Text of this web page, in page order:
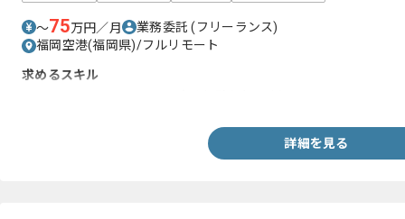
〜75万円／月 業務委託(フリーランス)
福岡空港(福岡県)/フルリモート
求めるスキル
詳細を見る